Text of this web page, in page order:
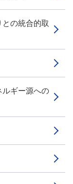
の統合的取
ギー源への